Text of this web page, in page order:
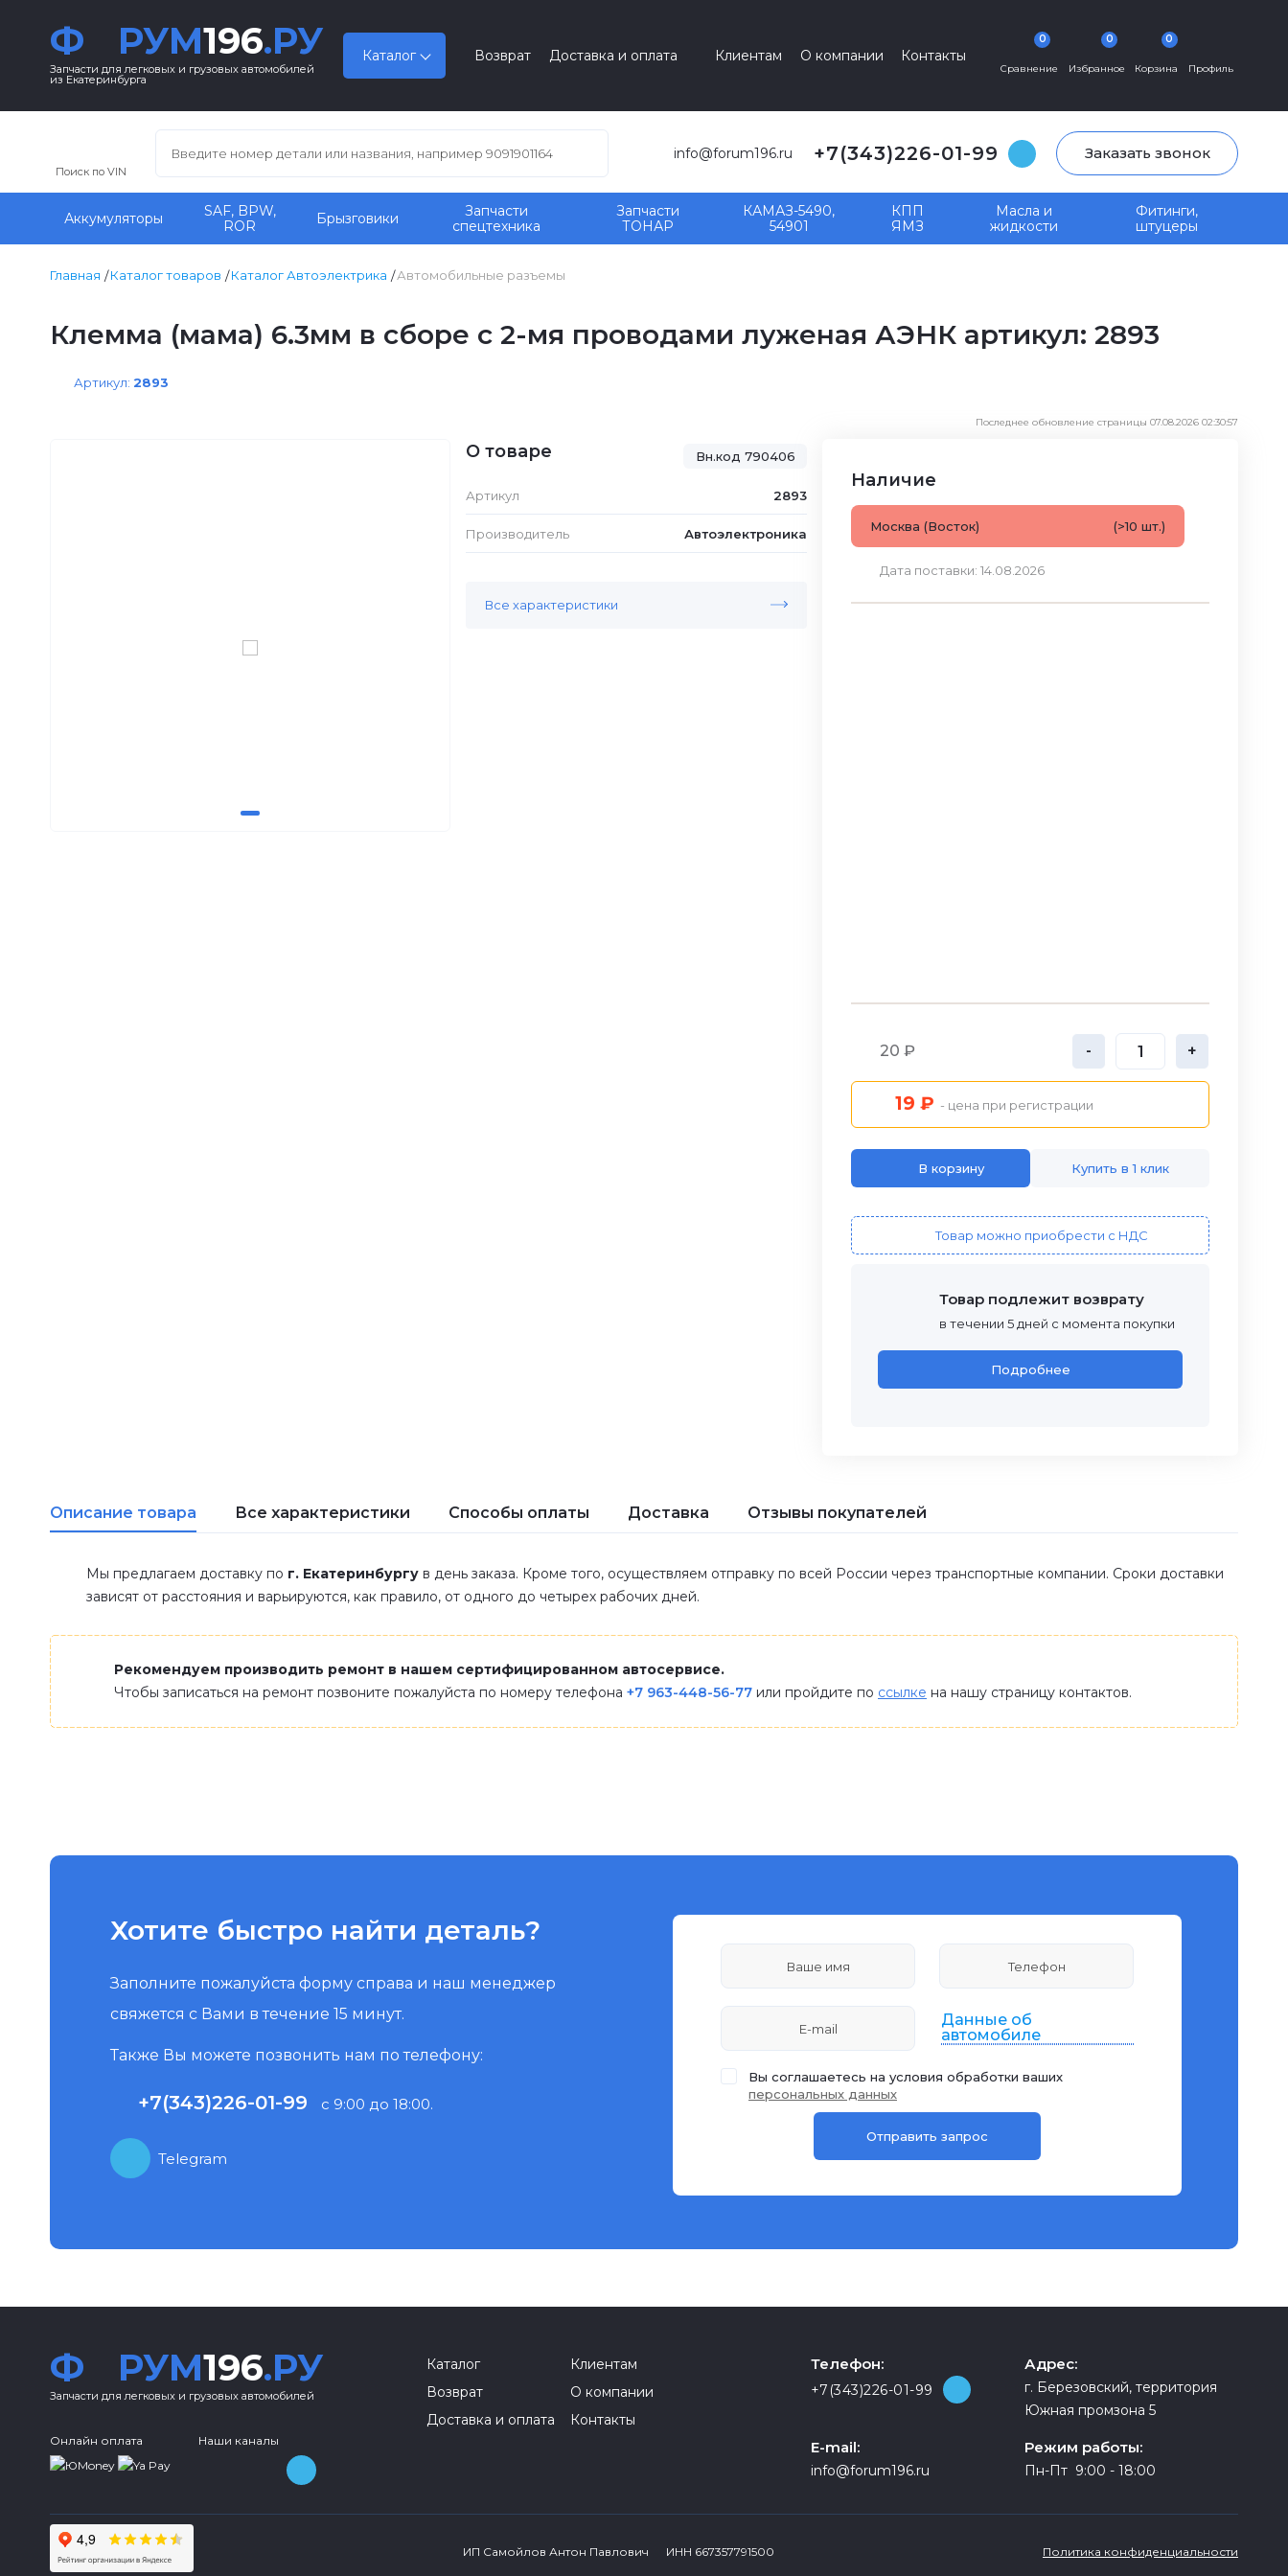
Ф РУМ196.РУ
Запчасти для легковых и грузовых автомобилей
из Екатеринбурга
Каталог Возврат Доставка и оплата Клиентам О компании Контакты
Сравнение
0
Избранное
0
Корзина
0
Профиль
Поиск по VIN
info@forum196.ru +7(343)226-01-99 Заказать звонок
Аккумуляторы
SAF, BPW,
ROR
Брызговики
Запчасти
спецтехника
Запчасти
ТОНАР
КАМАЗ-5490,
54901
КПП
ЯМЗ
Масла и
жидкости
Фитинги,
штуцеры
Главная Каталог товаров Каталог Автоэлектрика Автомобильные разъемы
Клемма (мама) 6.3мм в сборе с 2-мя проводами луженая АЭНК артикул: 2893
Артикул: 2893
Последнее обновление страницы 07.08.2026 02:30:57
Вн.код 790406
О товаре
Артикул 2893
Производитель Автоэлектроника
Все характеристики
Наличие
Москва (Восток) (>10 шт.)
Дата поставки: 14.08.2026
20 ₽ - +
19 ₽ - цена при регистрации
В корзину Купить в 1 клик
Товар можно приобрести с НДС
Товар подлежит возврату
в течении 5 дней с момента покупки
Подробнее
Описание товара Все характеристики Способы оплаты Доставка Отзывы покупателей
Мы предлагаем доставку по г. Екатеринбургу в день заказа. Кроме того, осуществляем отправку по всей России через транспортные компании. Сроки доставки
зависят от расстояния и варьируются, как правило, от одного до четырех рабочих дней.
Рекомендуем производить ремонт в нашем сертифицированном автосервисе.
Чтобы записаться на ремонт позвоните пожалуйста по номеру телефона +7 963-448-56-77 или пройдите по ссылке на нашу страницу контактов.
Хотите быстро найти деталь?
Заполните пожалуйста форму справа и наш менеджер
свяжется с Вами в течение 15 минут.
Также Вы можете позвонить нам по телефону:
+7(343)226-01-99 с 9:00 до 18:00.
Telegram
Данные об
автомобиле
Вы соглашаетесь на условия обработки ваших
персональных данных
Ф РУМ196.РУ
Запчасти для легковых и грузовых автомобилей
Онлайн оплата Наши каналы
Каталог
Возврат
Доставка и оплата
Клиентам
О компании
Контакты
Телефон:
+7(343)226-01-99
Адрес:
г. Березовский, территория
Южная промзона 5
E-mail:
info@forum196.ru
Режим работы:
Пн-Пт 9:00 - 18:00
ИП Самойлов Антон Павлович ИНН 667357791500 Политика конфиденциальности